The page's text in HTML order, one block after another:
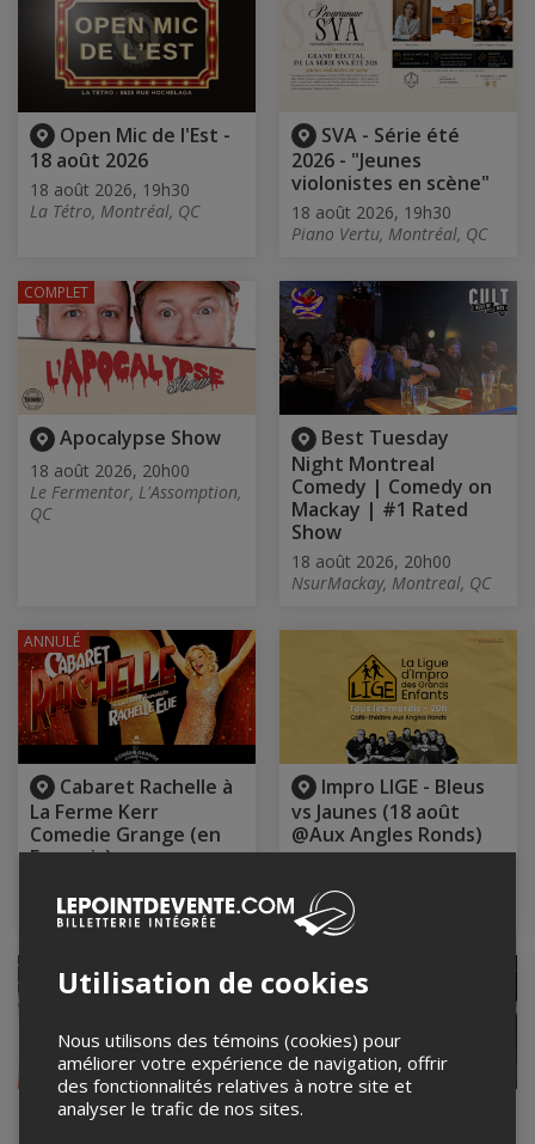
Open Mic de l'Est -
18 août 2026
18 août 2026, 19h30
La Tétro, Montréal, QC
SVA - Série été
2026 - "Jeunes
violonistes en scène"
18 août 2026, 19h30
Piano Vertu, Montréal, QC
Apocalypse Show
18 août 2026, 20h00
Le Fermentor, L'Assomption,
QC
COMPLET
Best Tuesday
Night Montreal
Comedy | Comedy on
Mackay | #1 Rated
Show
18 août 2026, 20h00
NsurMackay, Montreal, QC
Cabaret Rachelle à
La Ferme Kerr
Comedie Grange (en
Français)
La Ferme Kerr, Gore, QC
ANNULÉ
Impro LIGE - Bleus
vs Jaunes (18 août
@Aux Angles Ronds)
QC
LOU K + CHENIER @
Utilisation de cookies
Nous utilisons des témoins (cookies) pour
améliorer votre expérience de navigation, offrir
des fonctionnalités relatives à notre site et
analyser le trafic de nos sites.